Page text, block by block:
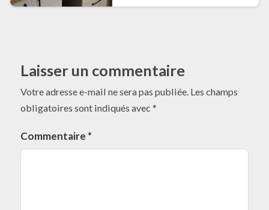
Laisser un commentaire
Votre adresse e-mail ne sera pas publiée. Les champs
obligatoires sont indiqués avec *
Commentaire *